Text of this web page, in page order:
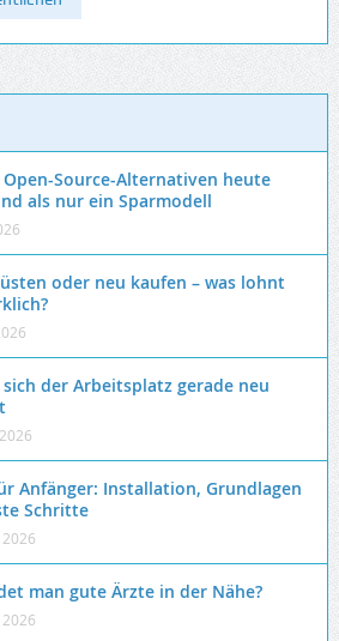
Source-Alternativen heute
als nur ein Sparmodell
oder neu kaufen – was lohnt
der Arbeitsplatz gerade neu
Anfänger: Installation, Grundlagen
Schritte
man gute Ärzte in der Nähe?